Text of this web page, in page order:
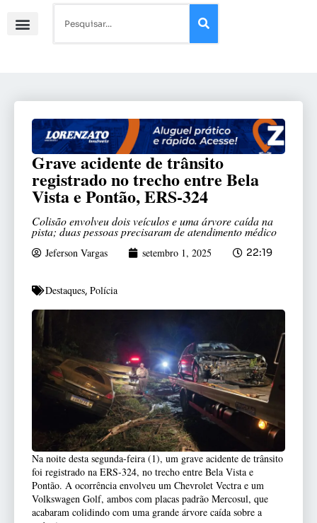
Grave acidente de trânsito
registrado no trecho entre Bela
Vista e Pontão, ERS-324
Colisão envolveu dois veículos e uma árvore caída na
pista; duas pessoas precisaram de atendimento médico
Jeferson Vargas setembro 1, 2025 22:19
Destaques, Polícia
Na noite desta segunda-feira (1), um grave acidente de trânsito
foi registrado na ERS-324, no trecho entre Bela Vista e
Pontão. A ocorrência envolveu um Chevrolet Vectra e um
Volkswagen Golf, ambos com placas padrão Mercosul, que
acabaram colidindo com uma grande árvore caída sobre a